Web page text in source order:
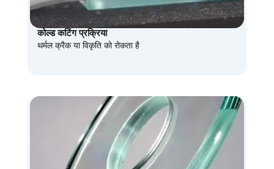
कोल्ड कटिंग प्रक्रिया
थर्मल क्रैक या विकृति को रोकता है